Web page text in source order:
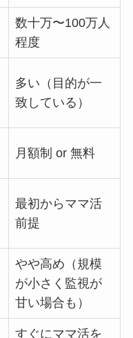
数十万〜100万人
程度
多い（目的が一
致している）
月額制 or 無料
最初からママ活
前提
やや高め（規模
が小さく監視が
甘い場合も）
すぐにママ活を